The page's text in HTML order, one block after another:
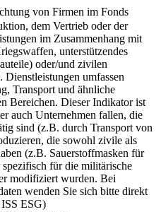
von Firmen im Fonds
dem Vertrieb oder der
im Zusammenhang mit
unterstützendes
oder/und zivilen
umfassen
Transport und ähnliche
Bereichen. Dieser Indikator ist
auch Unternehmen fallen, die
sind (z.B. durch Transport von
die sowohl zivile als
(z.B. Sauerstoffmasken für
für die militärische
modifiziert wurden. Bei
wenden Sie sich bitte direkt
ESG)